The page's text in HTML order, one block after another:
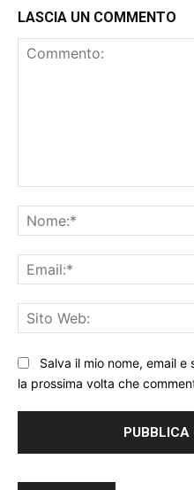
LASCIA UN COMMENTO
Salva il mio nome, email
la prossima volta che